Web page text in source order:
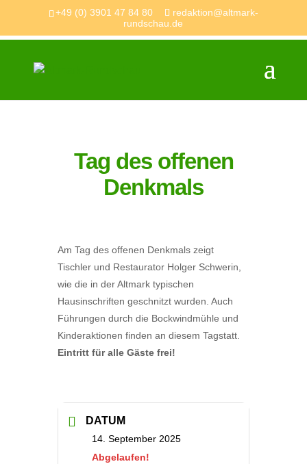
+49 (0) 3901 47 84 80
redaktion@altmark-
rundschau.de
Tag des offenen
Denkmals
Am Tag des offenen Denkmals zeigt
Tischler und Restaurator Holger Schwerin,
wie die in der Altmark typischen
Hausinschriften geschnitzt wurden. Auch
Führungen durch die Bockwindmühle und
Kinderaktionen finden an diesem Tagstatt.
Eintritt für alle Gäste frei!
DATUM
14. September 2025
Abgelaufen!